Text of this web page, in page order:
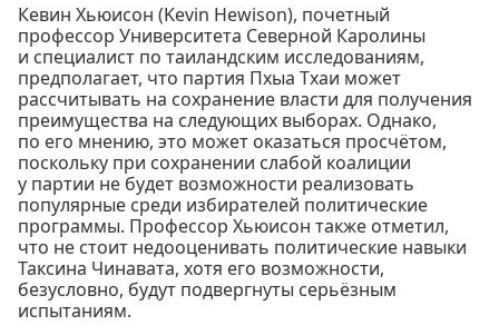
Кевин Хьюисон (Kevin Hewison), почетный
профессор Университета Северной Каролины
и специалист по таиландским исследованиям,
предполагает, что партия Пхыа Тхаи может
рассчитывать на сохранение власти для получения
преимущества на следующих выборах. Однако,
по его мнению, это может оказаться просчётом,
поскольку при сохранении слабой коалиции
у партии не будет возможности реализовать
популярные среди избирателей политические
программы. Профессор Хьюисон также отметил,
что не стоит недооценивать политические навыки
Таксина Чинавата, хотя его возможности,
безусловно, будут подвергнуты серьёзным
испытаниям.